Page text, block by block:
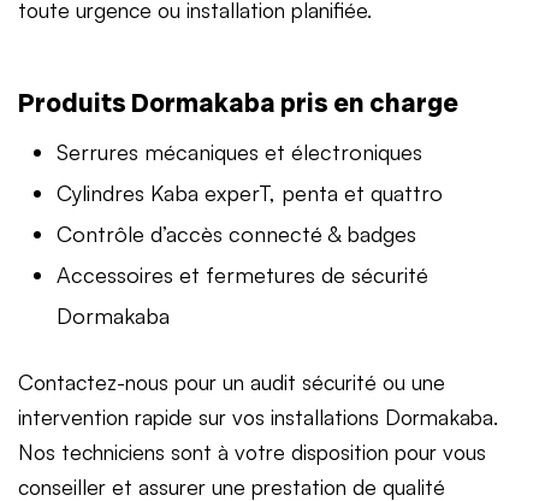
toute urgence ou installation planifiée.
Produits Dormakaba pris en charge
Serrures mécaniques et électroniques
Cylindres Kaba experT, penta et quattro
Contrôle d’accès connecté & badges
Accessoires et fermetures de sécurité
Dormakaba
Contactez-nous pour un audit sécurité ou une
intervention rapide sur vos installations Dormakaba.
Nos techniciens sont à votre disposition pour vous
conseiller et assurer une prestation de qualité